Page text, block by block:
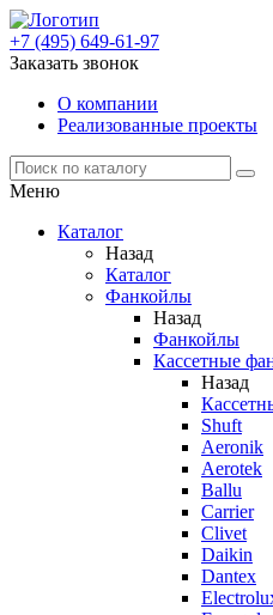
+7 (495) 649-61-97
Заказать звонок
О компании
Реализованные проекты
Меню
Каталог
Назад
Каталог
Фанкойлы
Назад
Фанкойлы
Кассетные
Назад
Shuft
Aeronik
Aerotek
Ballu
Carrier
Clivet
Daikin
Dantex